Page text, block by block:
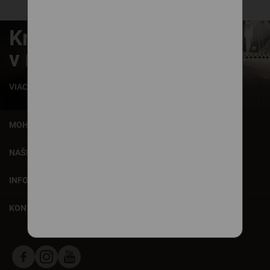
Krásne zaspávanie
v našich posteliach
VIAC INFORMÁCIÍ
MOHLO BY VÁS ZAUJÍMAŤ
NAŠE SLUŽBY
INFORMÁCIE
KONTAKT